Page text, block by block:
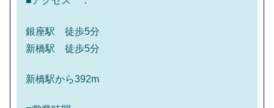
銀座駅 徒歩5分
新橋駅 徒歩5分
新橋駅から392m